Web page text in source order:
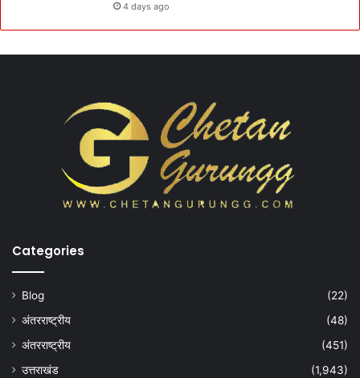
4 days ago
Categories
Blog
(22)
अंतरराष्ट्रीय
(48)
अंतरराष्ट्रीय
(451)
उत्तराखंड
(1,943)